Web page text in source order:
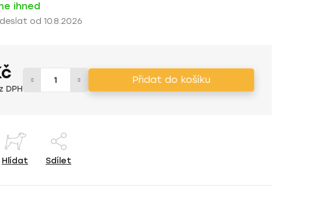
ihned
10.8.2026
DPH
Přidat do košíku
Hlídat Sdílet